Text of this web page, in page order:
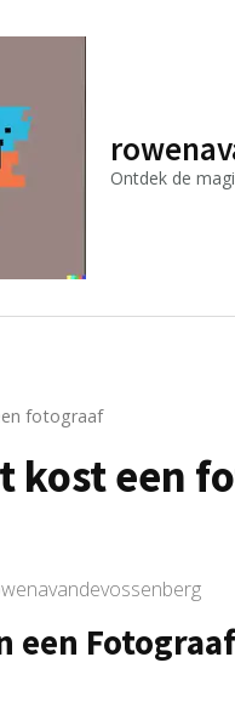
Ontdek de
fotograaf
kost een
een